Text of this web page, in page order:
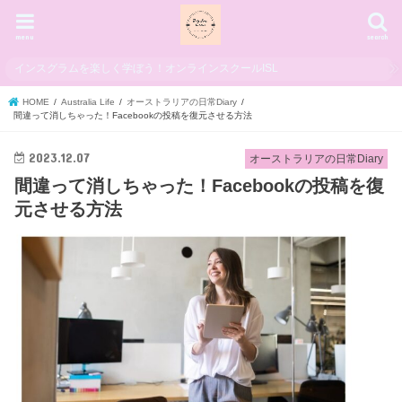
search
menu
インスグラムを楽しく学ぼう！オンラインスクールISL
HOME Australia Life
オーストラリアの日常Diary
間違って消しちゃった！Facebookの投稿を復元させる方法
オーストラリアの日常Diary
2023.12.07
間違って消しちゃった！Facebookの投稿を復
元させる方法